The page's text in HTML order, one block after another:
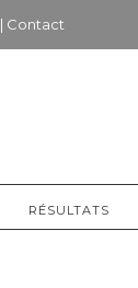
| Contact
RÉSULTATS